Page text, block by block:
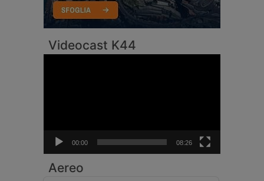
Videocast K44
00:00 08:26
Aereo